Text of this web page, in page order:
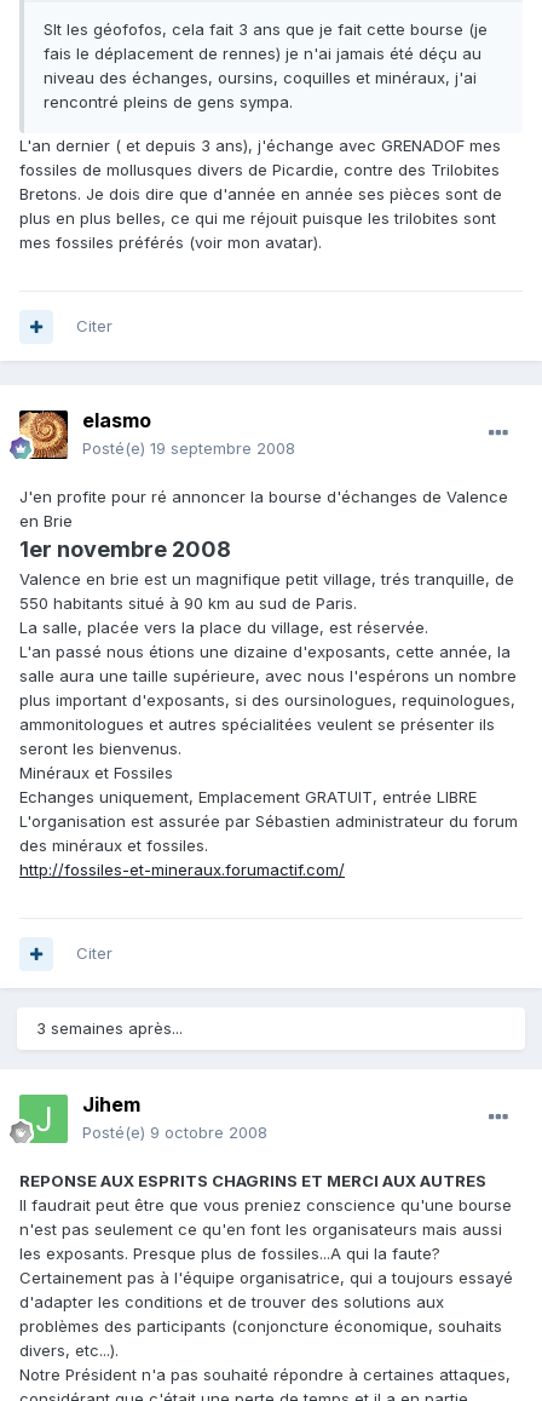
Slt les géofofos, cela fait 3 ans que je fait cette bourse (je
fais le déplacement de rennes) je n'ai jamais été déçu au
niveau des échanges, oursins, coquilles et minéraux, j'ai
rencontré pleins de gens sympa.
L'an dernier ( et depuis 3 ans), j'échange avec GRENADOF mes
fossiles de mollusques divers de Picardie, contre des Trilobites
Bretons. Je dois dire que d'année en année ses pièces sont de
plus en plus belles, ce qui me réjouit puisque les trilobites sont
mes fossiles préférés (voir mon avatar).
Citer
elasmo
Posté(e) 19 septembre 2008
J'en profite pour ré annoncer la bourse d'échanges de Valence
en Brie
1er novembre 2008
Valence en brie est un magnifique petit village, trés tranquille, de
550 habitants situé à 90 km au sud de Paris.
La salle, placée vers la place du village, est réservée.
L'an passé nous étions une dizaine d'exposants, cette année, la
salle aura une taille supérieure, avec nous l'espérons un nombre
plus important d'exposants, si des oursinologues, requinologues,
ammonitologues et autres spécialitées veulent se présenter ils
seront les bienvenus.
Minéraux et Fossiles
Echanges uniquement, Emplacement GRATUIT, entrée LIBRE
L'organisation est assurée par Sébastien administrateur du forum
des minéraux et fossiles.
http://fossiles-et-mineraux.forumactif.com/
Citer
3 semaines après...
Jihem
Posté(e) 9 octobre 2008
REPONSE AUX ESPRITS CHAGRINS ET MERCI AUX AUTRES
Il faudrait peut être que vous preniez conscience qu'une bourse
n'est pas seulement ce qu'en font les organisateurs mais aussi
les exposants. Presque plus de fossiles...A qui la faute?
Certainement pas à l'équipe organisatrice, qui a toujours essayé
d'adapter les conditions et de trouver des solutions aux
problèmes des participants (conjoncture économique, souhaits
divers, etc...).
Notre Président n'a pas souhaité répondre à certaines attaques,